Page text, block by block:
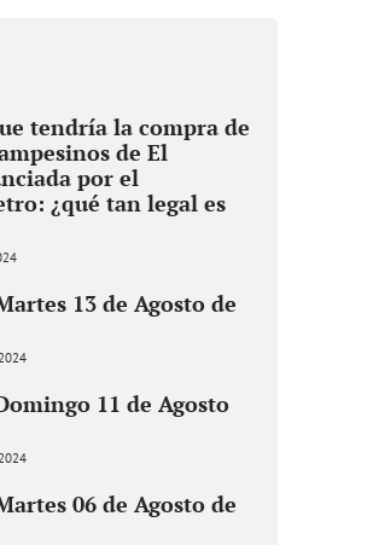
tendría la compra de
de El
por el
¿qué tan legal es
13 de Agosto de
11 de Agosto
06 de Agosto de